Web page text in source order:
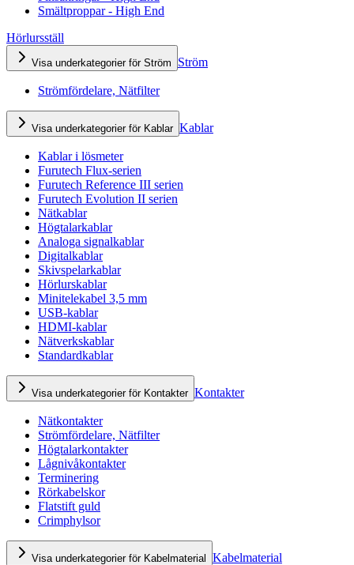
Smältproppar - High End
Hörlursställ
Visa underkategorier för Ström Ström
Strömfördelare, Nätfilter
Visa underkategorier för Kablar Kablar
Kablar i lösmeter
Furutech Flux-serien
Furutech Reference III serien
Furutech Evolution II serien
Nätkablar
Högtalarkablar
Analoga signalkablar
Digitalkablar
Skivspelarkablar
Hörlurskablar
Minitelekabel 3,5 mm
USB-kablar
HDMI-kablar
Nätverkskablar
Standardkablar
Visa underkategorier för Kontakter Kontakter
Nätkontakter
Strömfördelare, Nätfilter
Högtalarkontakter
Lågnivåkontakter
Terminering
Rörkabelskor
Flatstift guld
Crimphylsor
Visa underkategorier för Kabelmaterial Kabelmaterial